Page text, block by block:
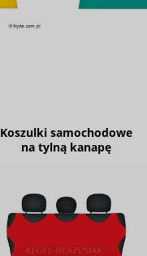
Koszulki samochodowe
na tylną kanapę